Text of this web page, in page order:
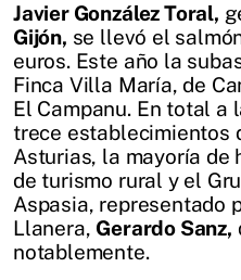
Javier González Toral,
Gijón, se llevó el
euros. Este año la
Finca Villa María, de
El Campanu. En total a
trece establecimientos
Asturias, la mayoría de
de turismo rural y el
Aspasia, representado
Llanera, Gerardo Sanz,
notablemente.